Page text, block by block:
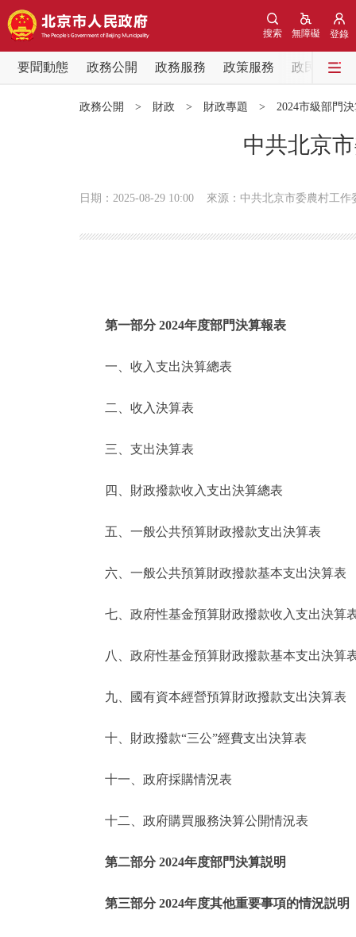
登錄
無障礙
搜索
要聞動態 政務公開 政務服務 政策服務
政民互動
便民服務
仲介服務
政民互動
12345網上接訴即辦
參與調查
走進北京
北京概況
綠色北京
ENGLISH
政務公開 > 財政 > 財政專題 > 2024市級部門
中共北京
日期：2025-08-29 10:00 來源：中共北京市委農村工作
第一部分 2024年度部門決算報表
一、收入支出決算總表
二、收入決算表
三、支出決算表
四、財政撥款收入支出決算總表
五、一般公共預算財政撥款支出決算表
六、一般公共預算財政撥款基本支出決算表
七、政府性基金預算財政撥款收入支出決算
八、政府性基金預算財政撥款基本支出決算
九、國有資本經營預算財政撥款支出決算表
十、財政撥款“三公”經費支出決算表
十一、政府採購情況表
十二、政府購買服務決算公開情況表
第二部分 2024年度部門決算説明
第三部分 2024年度其他重要事項的情況説明